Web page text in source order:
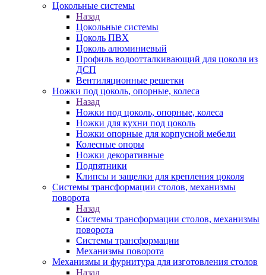
Цокольные системы
Назад
Цокольные системы
Цоколь ПВХ
Цоколь алюминиевый
Профиль водоотталкивающий для цоколя из
ДСП
Вентиляционные решетки
Ножки под цоколь, опорные, колеса
Назад
Ножки под цоколь, опорные, колеса
Ножки для кухни под цоколь
Ножки опорные для корпусной мебели
Колесные опоры
Ножки декоративные
Подпятники
Клипсы и защелки для крепления цоколя
Системы трансформации столов, механизмы
поворота
Назад
Системы трансформации столов, механизмы
поворота
Системы трансформации
Механизмы поворота
Механизмы и фурнитура для изготовления столов
Назад